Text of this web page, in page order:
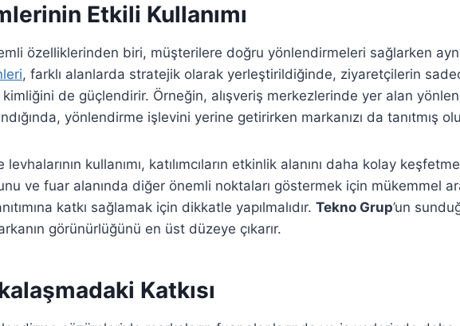
Etkili Kullanımı
özelliklerinden biri, müşterilere doğru yönlendirmeleri sağlarken
, farklı alanlarda stratejik olarak yerleştirildiğinde, ziyaretçilerin
kimliğini de güçlendirir. Örneğin, alışveriş merkezlerinde yer alan
yönlendirme işlevini yerine getirirken markanızı da tanıtmış
kullanımı, katılımcıların etkinlik alanını daha kolay
ve fuar alanında diğer önemli noktaları göstermek için mükemmel
katkı sağlamak için dikkatle yapılmalıdır. Tekno Grup’un
görünürlüğünü en üst düzeye çıkarır.
Katkısı